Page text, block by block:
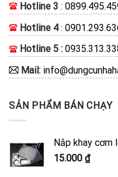
Hotline 3 :
Hotline 4:
Hotline 5 :
Mail:
SẢN PHẨM BÁN CHẠY
Nắp khay cơm
15.000 ₫